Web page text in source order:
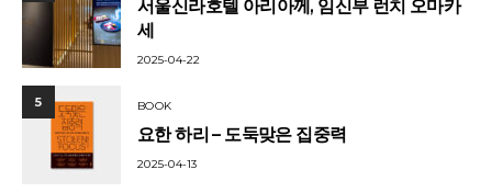
서울신라호텔 아리아께, 임신부 런치 오마카
세
2025-04-22
5 BOOK
요한 하리 – 도둑맞은 집중력
2025-04-13